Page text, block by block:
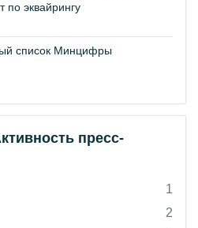
по эквайрингу
список Минцифры
пресс-
1
2